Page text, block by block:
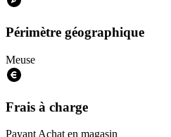
Périmètre géographique
Meuse
Frais à charge
Payant Achat en magasin